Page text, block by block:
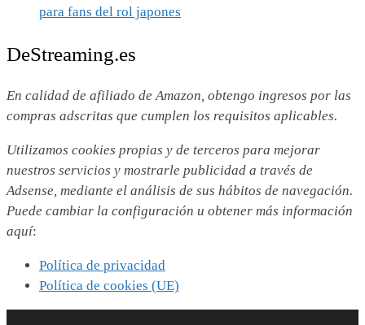
para fans del rol japones
DeStreaming.es
En calidad de afiliado de Amazon, obtengo ingresos por las
compras adscritas que cumplen los requisitos aplicables.
Utilizamos cookies propias y de terceros para mejorar
nuestros servicios y mostrarle publicidad a través de
Adsense, mediante el análisis de sus hábitos de navegación.
Puede cambiar la configuración u obtener más información
aquí:
Política de privacidad
Política de cookies (UE)